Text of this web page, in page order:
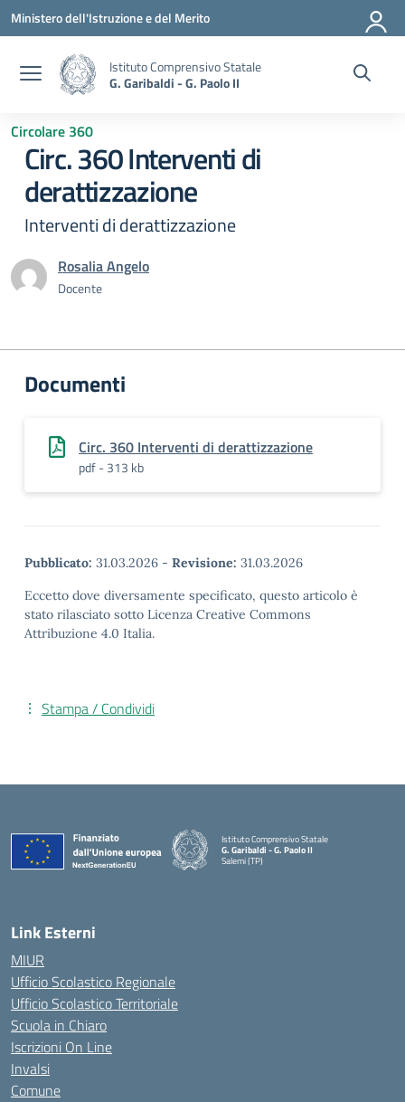
Vai ai contenuti
Vai al menu di navigazione
Vai al footer
Ministero dell'Istruzione e del Merito
Istituto Comprensivo Statale
G. Garibaldi - G. Paolo II
Circolare 360
Circ. 360 Interventi di
derattizzazione
Interventi di derattizzazione
Rosalia Angelo
Docente
Documenti
Circ. 360 Interventi di derattizzazione
pdf - 313 kb
Pubblicato: 31.03.2026 - Revisione: 31.03.2026
Eccetto dove diversamente specificato, questo articolo è
stato rilasciato sotto Licenza Creative Commons
Attribuzione 4.0 Italia.
Stampa / Condividi
Istituto Comprensivo Statale
G. Garibaldi - G. Paolo II
Salemi (TP)
Link Esterni
MIUR
Ufficio Scolastico Regionale
Ufficio Scolastico Territoriale
Scuola in Chiaro
Iscrizioni On Line
Invalsi
Comune